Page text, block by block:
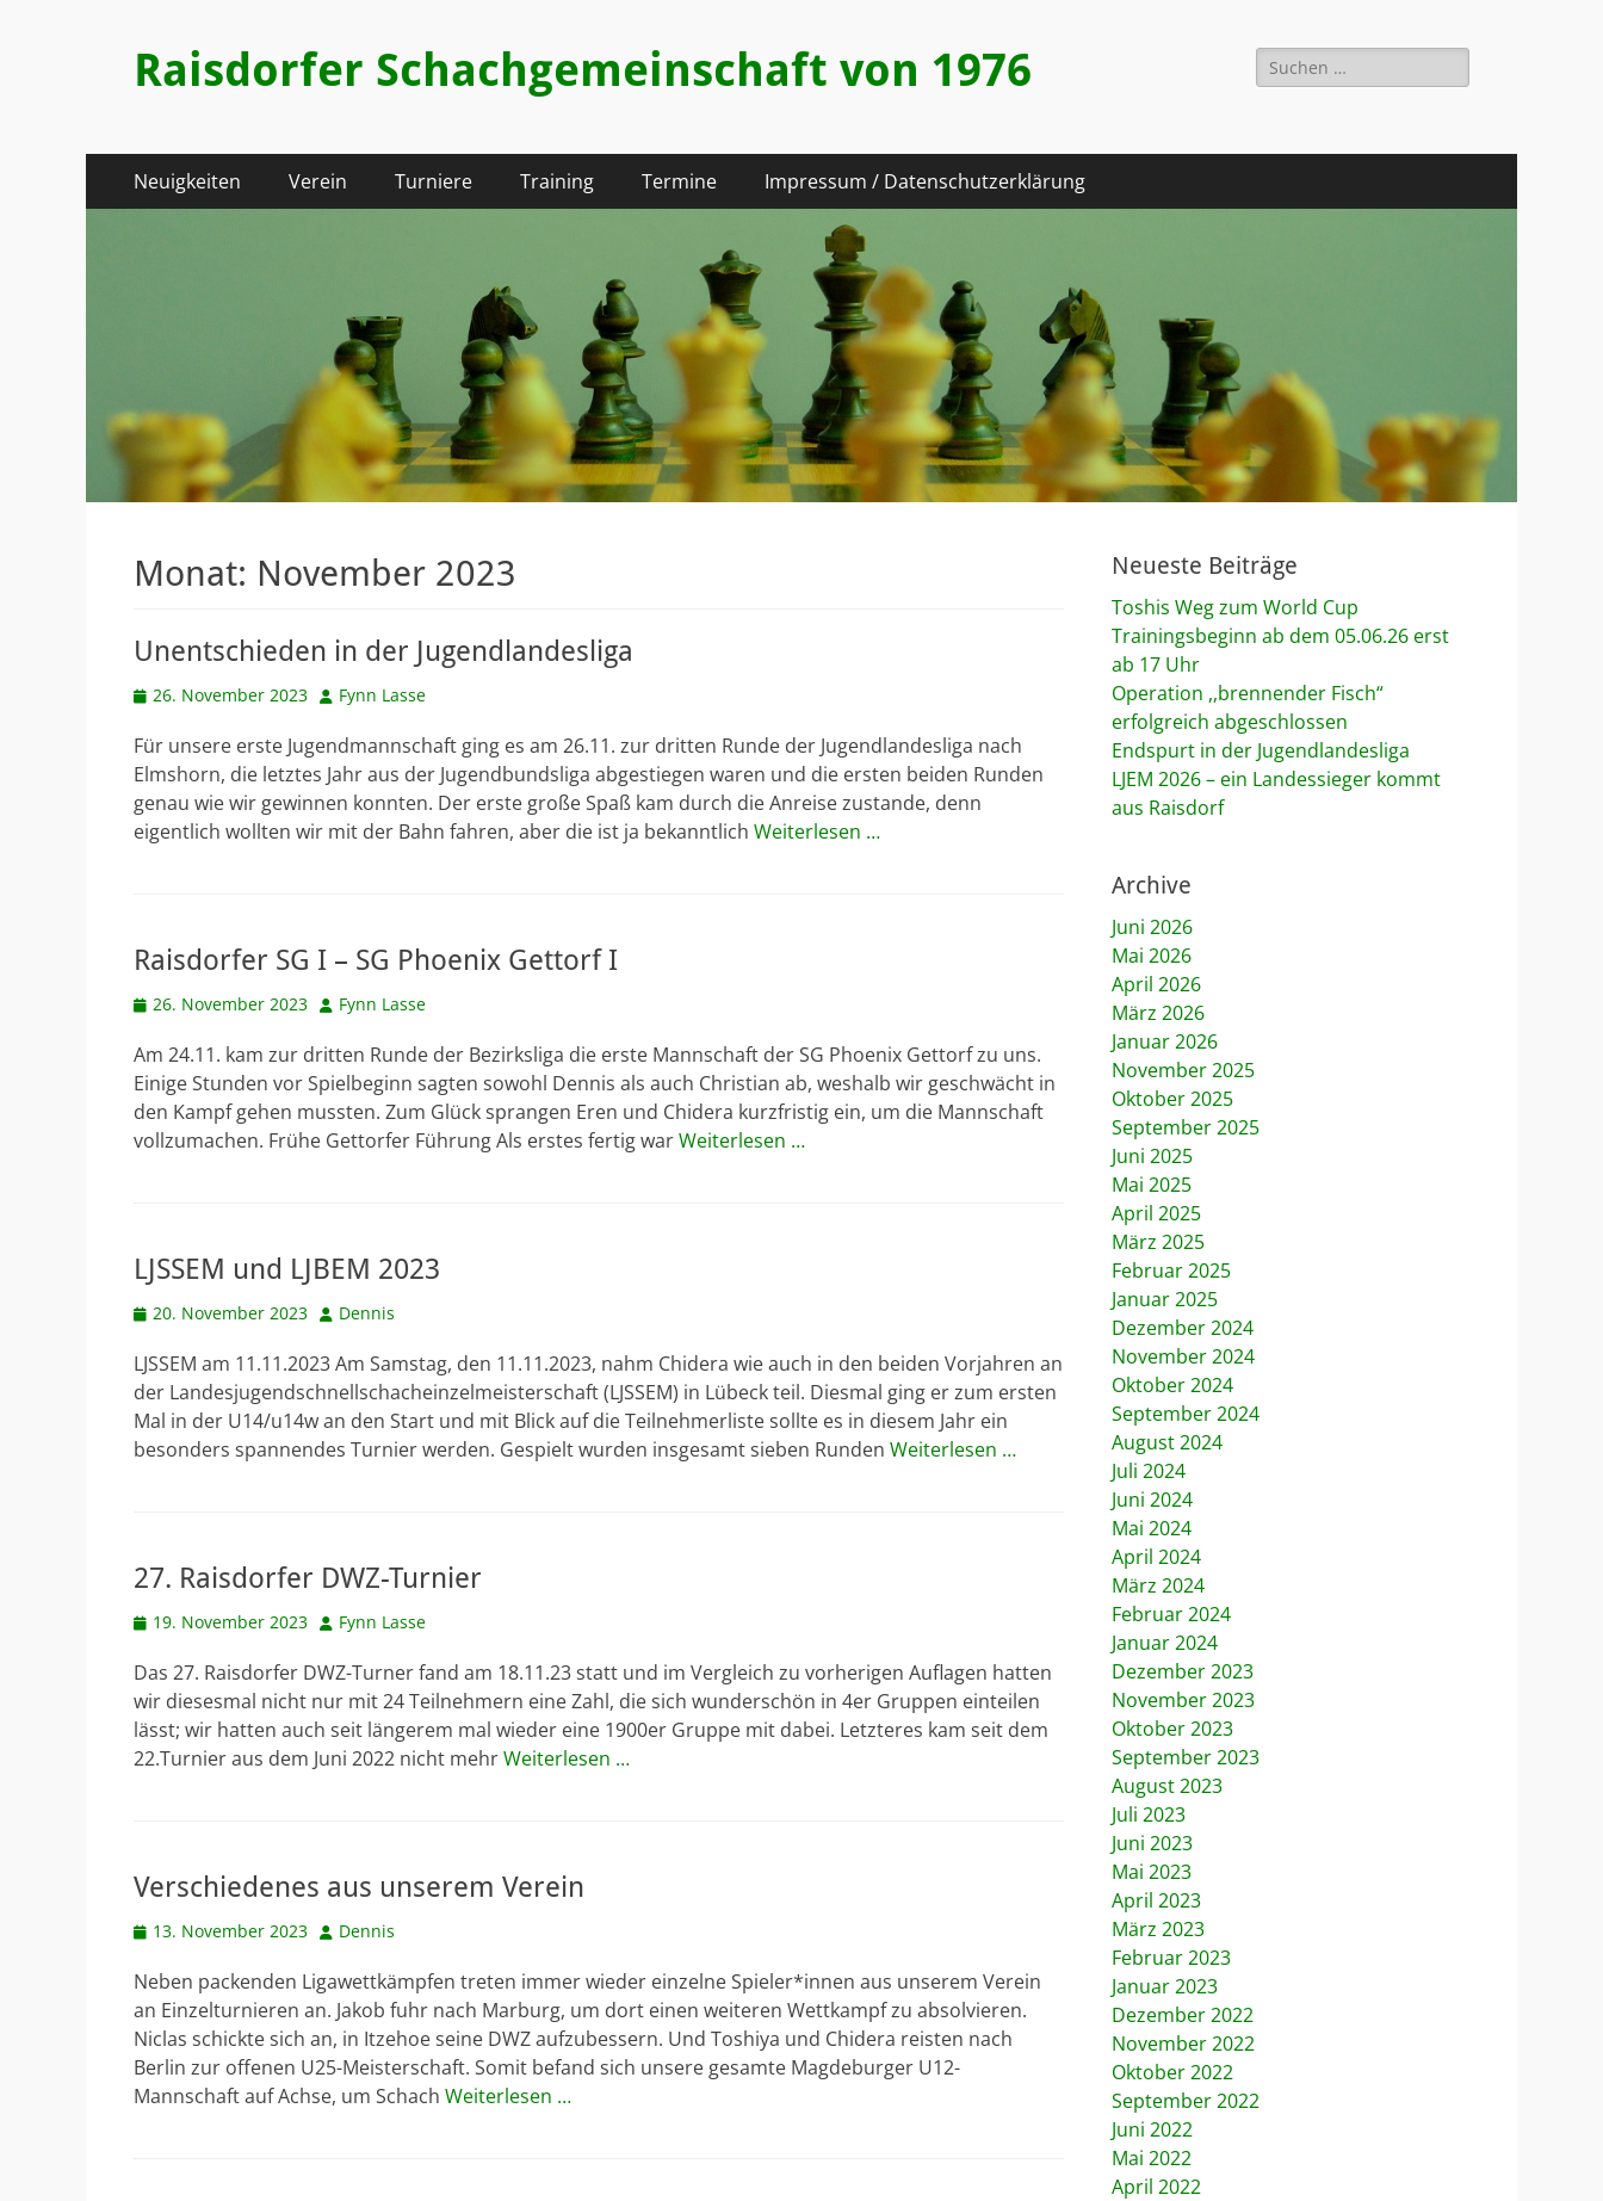
Raisdorfer Schachgemeinschaft von 1976
Suchen
nach:
Primäres
Menü
Inhalt
Neuigkeiten Verein Turniere Training Termine Impressum / Datenschutzerklärung
Monat: November 2023
Unentschieden in der Jugendlandesliga
Veröffentlicht
26. November 2023 AutorFynn Lasse
Für unsere erste Jugendmannschaft ging es am 26.11. zur dritten Runde der Jugendlandesliga nach
Elmshorn, die letztes Jahr aus der Jugendbundsliga abgestiegen waren und die ersten beiden Runden
genau wie wir gewinnen konnten. Der erste große Spaß kam durch die Anreise zustande, denn
eigentlich wollten wir mit der Bahn fahren, aber die ist ja bekanntlich Weiterlesen …
Raisdorfer SG I – SG Phoenix Gettorf I
Veröffentlicht
26. November 2023 AutorFynn Lasse
Am 24.11. kam zur dritten Runde der Bezirksliga die erste Mannschaft der SG Phoenix Gettorf zu uns.
Einige Stunden vor Spielbeginn sagten sowohl Dennis als auch Christian ab, weshalb wir geschwächt in
den Kampf gehen mussten. Zum Glück sprangen Eren und Chidera kurzfristig ein, um die Mannschaft
vollzumachen. Frühe Gettorfer Führung Als erstes fertig warWeiterlesen …
LJSSEM und LJBEM 2023
Veröffentlicht
20. November 2023 AutorDennis
LJSSEM am 11.11.2023 Am Samstag, den 11.11.2023, nahm Chidera wie auch in den beiden Vorjahren an
der Landesjugendschnellschacheinzelmeisterschaft (LJSSEM) in Lübeck teil. Diesmal ging er zum ersten
Mal in der U14/u14w an den Start und mit Blick auf die Teilnehmerliste sollte es in diesem Jahr ein
besonders spannendes Turnier werden. Gespielt wurden insgesamt sieben Runden Weiterlesen …
27. Raisdorfer DWZ-Turnier
Veröffentlicht
19. November 2023 AutorFynn Lasse
Das 27. Raisdorfer DWZ-Turner fand am 18.11.23 statt und im Vergleich zu vorherigen Auflagen hatten
wir diesesmal nicht nur mit 24 Teilnehmern eine Zahl, die sich wunderschön in 4er Gruppen einteilen
lässt; wir hatten auch seit längerem mal wieder eine 1900er Gruppe mit dabei. Letzteres kam seit dem
22.Turnier aus dem Juni 2022 nicht mehrWeiterlesen …
Verschiedenes aus unserem Verein
Veröffentlicht
13. November 2023 AutorDennis
Neben packenden Ligawettkämpfen treten immer wieder einzelne Spieler*innen aus unserem Verein
an Einzelturnieren an. Jakob fuhr nach Marburg, um dort einen weiteren Wettkampf zu absolvieren.
Niclas schickte sich an, in Itzehoe seine DWZ aufzubessern. Und Toshiya und Chidera reisten nach
Berlin zur offenen U25-Meisterschaft. Somit befand sich unsere gesamte Magdeburger U12-
Mannschaft auf Achse, um Schach Weiterlesen …
Neueste Beiträge
Toshis Weg zum World Cup
Trainingsbeginn ab dem 05.06.26 erst
ab 17 Uhr
Operation ,,brennender Fisch“
erfolgreich abgeschlossen
Endspurt in der Jugendlandesliga
LJEM 2026 – ein Landessieger kommt
aus Raisdorf
Archive
Juni 2026
Mai 2026
April 2026
März 2026
Januar 2026
November 2025
Oktober 2025
September 2025
Juni 2025
Mai 2025
April 2025
März 2025
Februar 2025
Januar 2025
Dezember 2024
November 2024
Oktober 2024
September 2024
August 2024
Juli 2024
Juni 2024
Mai 2024
April 2024
März 2024
Februar 2024
Januar 2024
Dezember 2023
November 2023
Oktober 2023
September 2023
August 2023
Juli 2023
Juni 2023
Mai 2023
April 2023
März 2023
Februar 2023
Januar 2023
Dezember 2022
November 2022
Oktober 2022
September 2022
Juni 2022
Mai 2022
April 2022